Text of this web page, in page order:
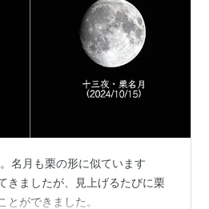
名月も栗の形に似ています
きましたが、見上げるたびに栗
とができました。